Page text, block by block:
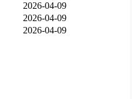
2026-04-09
2026-04-09
2026-04-09